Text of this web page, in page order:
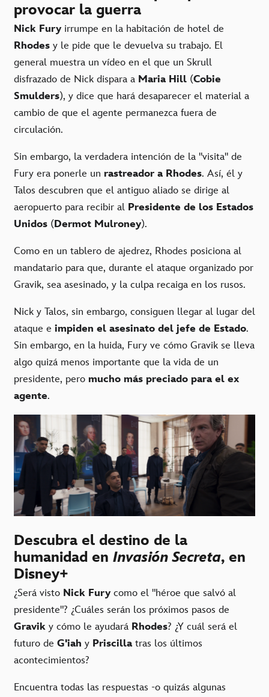
provocar la guerra
Nick Fury irrumpe en la habitación de hotel de
Rhodes y le pide que le devuelva su trabajo. El
general muestra un vídeo en el que un Skrull
disfrazado de Nick dispara a Maria Hill (Cobie
Smulders), y dice que hará desaparecer el material a
cambio de que el agente permanezca fuera de
circulación.
Sin embargo, la verdadera intención de la "visita" de
Fury era ponerle un rastreador a Rhodes. Así, él y
Talos descubren que el antiguo aliado se dirige al
aeropuerto para recibir al Presidente de los Estados
Unidos (Dermot Mulroney).
Como en un tablero de ajedrez, Rhodes posiciona al
mandatario para que, durante el ataque organizado por
Gravik, sea asesinado, y la culpa recaiga en los rusos.
Nick y Talos, sin embargo, consiguen llegar al lugar del
ataque e impiden el asesinato del jefe de Estado.
Sin embargo, en la huida, Fury ve cómo Gravik se lleva
algo quizá menos importante que la vida de un
presidente, pero mucho más preciado para el ex
agente.
Descubra el destino de la
humanidad en Invasión Secreta, en
Disney+
¿Será visto Nick Fury como el "héroe que salvó al
presidente"? ¿Cuáles serán los próximos pasos de
Gravik y cómo le ayudará Rhodes? ¿Y cuál será el
futuro de G'iah y Priscillatras los últimos
acontecimientos?
Encuentra todas las respuestas -o quizás algunas